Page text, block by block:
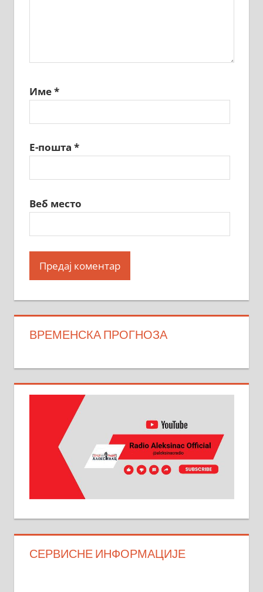
Име*
Е-пошта *
Веб место
ВРЕМЕНСКА ПРОГНОЗА
СЕРВИСНЕ ИНФОРМАЦИЈЕ